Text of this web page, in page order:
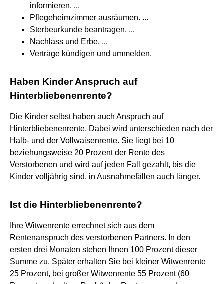
informieren. ...
Pflegeheimzimmer ausräumen. ...
Sterbeurkunde beantragen. ...
Nachlass und Erbe. ...
Verträge kündigen und ummelden.
Haben Kinder Anspruch auf
Hinterbliebenenrente?
Die Kinder selbst haben auch Anspruch auf
Hinterbliebenenrente. Dabei wird unterschieden nach der
Halb- und der Vollwaisenrente. Sie liegt bei 10
beziehungsweise 20 Prozent der Rente des
Verstorbenen und wird auf jeden Fall gezahlt, bis die
Kinder volljährig sind, in Ausnahmefällen auch länger.
Ist die Hinterbliebenenrente?
Ihre Witwenrente errechnet sich aus dem
Rentenanspruch des verstorbenen Partners. In den
ersten drei Monaten stehen Ihnen 100 Prozent dieser
Summe zu. Später erhalten Sie bei kleiner Witwenrente
25 Prozent, bei großer Witwenrente 55 Prozent (60